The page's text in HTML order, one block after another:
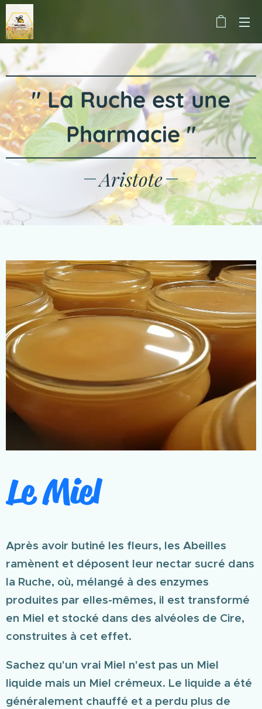
"La Ruche est une
Pharmacie"
Aristote
Le Miel
Après avoir butiné les fleurs, les Abeilles
ramènent et déposent leur nectar sucré dans
la Ruche, où, mélangé à des enzymes
produites par elles-mêmes, il est transformé
en Miel et stocké dans des alvéoles de Cire,
construites à cet effet.
Sachez qu'un vrai Miel n'est pas un Miel
liquide mais un Miel crémeux. Le liquide a été
généralement chauffé et a perdu plus de